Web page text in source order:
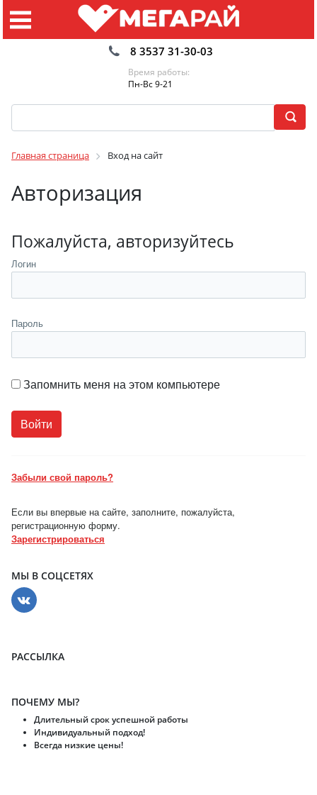
8 3537 31-30-03
Время работы:
Пн-Вс 9-21
Главная страница Вход на сайт
Авторизация
Пожалуйста, авторизуйтесь
Логин
Пароль
Запомнить меня на этом компьютере
Забыли свой пароль?
Если вы впервые на сайте, заполните, пожалуйста,
регистрационную форму.
Зарегистрироваться
МЫ В СОЦСЕТЯХ
РАССЫЛКА
ПОЧЕМУ МЫ?
Длительный срок успешной работы
Индивидуальный подход!
Всегда низкие цены!